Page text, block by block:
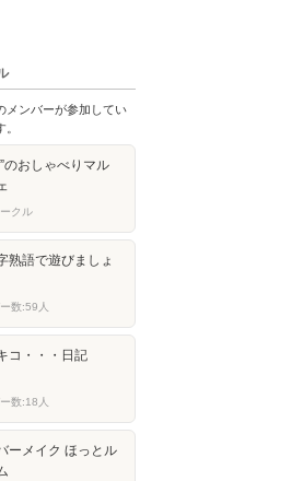
メンバーが参加してい
のおしゃべりマル
クル
熟語で遊びましょ
数:59人
コ・・・日記
数:18人
ーメイク ほっとル